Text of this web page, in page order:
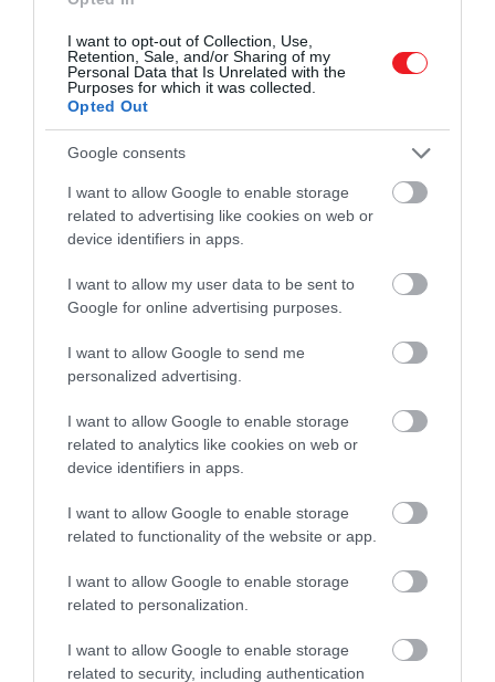
I want to opt-out of Collection, Use,
Retention, Sale, and/or Sharing of my
Personal Data that Is Unrelated with the
Purposes for which it was collected.
Opted Out
Google consents
I want to allow Google to enable storage
related to advertising like cookies on web or
device identifiers in apps.
I want to allow my user data to be sent to
Google for online advertising purposes.
I want to allow Google to send me
personalized advertising.
I want to allow Google to enable storage
related to analytics like cookies on web or
device identifiers in apps.
I want to allow Google to enable storage
related to functionality of the website or app.
I want to allow Google to enable storage
related to personalization.
I want to allow Google to enable storage
related to security, including authentication
commons.wikimedia.org
és az Új Római Birodalom kezdetét. Érdekes, hogy a
halálakor egy üstökös villant fel az égen. Sok római
felemelkedését jelentette, így ennek
következtében ő volt az első római, akit istenítettek.
Te is fiam, Brutus?
Sokszor idézzük Julius Ceasar ezen mondatát, a
valóság viszont az, hogy a híres római császár nem
ezt mondta halálának pillanatában.
szerint Ceasar utolsó leheletével – ráadásul ógörögül
– annyi mondott, hogy„te is, fiatalember"